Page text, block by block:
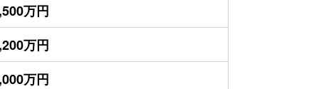
万円
万円
万円